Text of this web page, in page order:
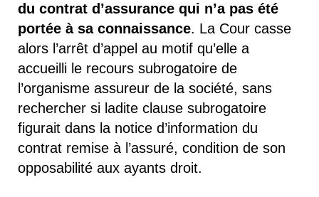
du contrat d’assurance qui n’a pas été
portée à sa connaissance. La Cour casse
alors l’arrêt d’appel au motif qu’elle a
accueilli le recours subrogatoire de
l’organisme assureur de la société, sans
rechercher si ladite clause subrogatoire
figurait dans la notice d’information du
contrat remise à l’assuré, condition de son
opposabilité aux ayants droit.